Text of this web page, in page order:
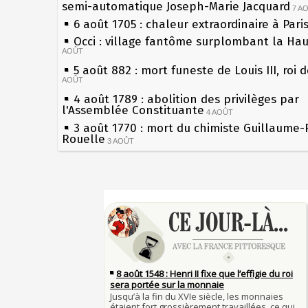
semi-automatique Joseph-Marie Jacquard 7
6 août 1705 : chaleur extraordinaire à Paris
Occi : village fantôme surplombant la
AOÛT
5 août 882 : mort funeste de Louis III, roi
AOÛT
4 août 1789 : abolition des privilèges par
l'Assemblée Constituante 4 AOÛT
3 août 1770 : mort du chimiste Guillaume-
Rouelle 3 AOÛT
Musée Jean de La Fontaine : réouverture
1er août 1589 : Henri III est poignardé à
par Jacques Clément, moine jacobin 1ER AOÛT
31 juillet 1899 : décret instaurant les
boîtes aux lettres en fonte de Léon
30 juillet 1918 : mort d'Auguste Poulain,
Chocolat Poulain 30 JUILLET
29 juillet 1881 : loi sur la liberté de la
les siècles
27 mai 1610 : supplice de François
du roi Henri IV
Pierre qui roule n'amasse pas mousse
Qui aime bien châtie bien
Tout vient à point à qui sait attendre
François II (né le 19 janvier 1544, mort le